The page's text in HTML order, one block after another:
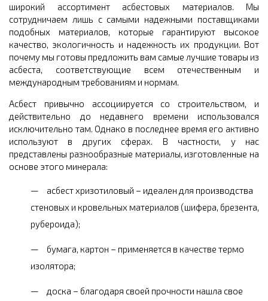
широкий ассортимент асбестовых материалов. Мы
сотрудничаем лишь с самыми надежными поставщиками
подобных материалов, которые гарантируют высокое
качество, экологичность и надежность их продукции. Вот
почему мы готовы предложить вам самые лучшие товары из
асбеста, соответствующие всем отечественным и
международным требованиям и нормам.
Асбест привычно ассоциируется со строительством, и
действительно до недавнего времени использовался
исключительно там. Однако в последнее время его активно
используют в других сферах. В частности, у нас
представлены разнообразные материалы, изготовленные на
основе этого минерала:
асбест хризотиловый – идеален для производства
стеновых и кровельных материалов (шифера, брезента,
рубероида);
бумага, картон – применяется в качестве термо
изолятора;
доска – благодаря своей прочности нашла свое